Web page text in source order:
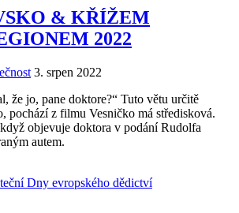
& KŘÍŽEM
2022
3. srpen 2022
že jo, pane doktore?“ Tuto větu určitě
pochází z filmu Vesničko má středisková.
objevuje doktora v podání Rudolfa
autem.